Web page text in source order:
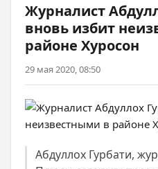
Журналист
вновь избит
районе Хуросон
29 мая 2020, 08:50
Абдуллох Гурбати,